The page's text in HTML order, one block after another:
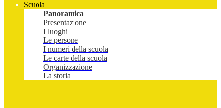
Scuola
Panoramica
Presentazione
I luoghi
Le persone
I numeri della scuola
Le carte della scuola
Organizzazione
La storia